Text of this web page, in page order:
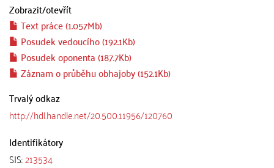
Zobrazit/otevřít
Text práce (1.057Mb)
Posudek vedoucího (192.1Kb)
Posudek oponenta (187.7Kb)
Záznam o průběhu obhajoby (152.1Kb)
Trvalý odkaz
http://hdl.handle.net/20.500.11956/120760
Identifikátory
SIS:213534